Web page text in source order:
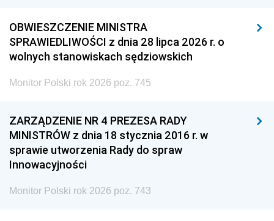
OBWIESZCZENIE MINISTRA
SPRAWIEDLIWOŚCI z dnia 28 lipca 2026 r. o
wolnych stanowiskach sędziowskich
Monitor Polski rok 2026 poz. 745
ZARZĄDZENIE NR 4 PREZESA RADY
MINISTRÓW z dnia 18 stycznia 2016 r. w
sprawie utworzenia Rady do spraw
Innowacyjności
Monitor Polski rok 2026 poz. 743